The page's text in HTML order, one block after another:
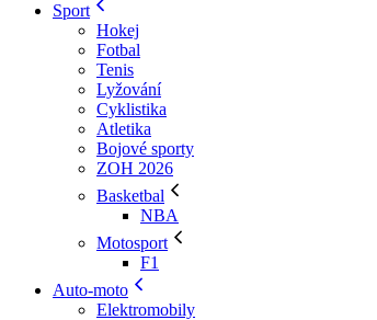
Sport
Hokej
Fotbal
Tenis
Lyžování
Cyklistika
Atletika
Bojové sporty
ZOH 2026
Basketbal
NBA
Motosport
F1
Auto-moto
Elektromobily